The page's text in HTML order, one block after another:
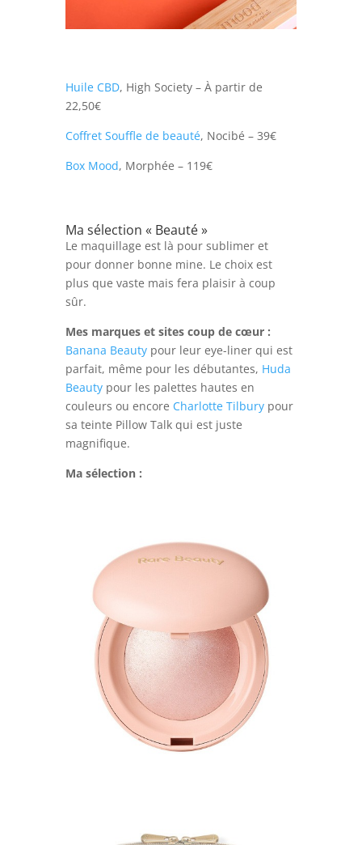
Huile CBD, High Society – À partir de
22,50€
Coffret Souffle de beauté, Nocibé – 39€
Box Mood, Morphée – 119€
Ma sélection « Beauté »
Le maquillage est là pour sublimer et
pour donner bonne mine. Le choix est
plus que vaste mais fera plaisir à coup
sûr.
Mes marques et sites coup de cœur :
Banana Beautypour leur eye-liner qui est
parfait, même pour les débutantes, Huda
Beautypour les palettes hautes en
couleurs ou encore Charlotte Tilburypour
sa teinte Pillow Talk qui est juste
magnifique.
Ma sélection :